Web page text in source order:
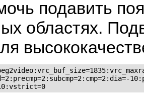
подавить
областях.